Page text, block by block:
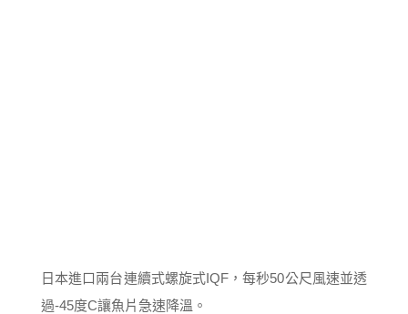
日本進口兩台連續式螺旋式IQF，每秒50公尺風速並透
過-45度C讓魚片急速降溫。